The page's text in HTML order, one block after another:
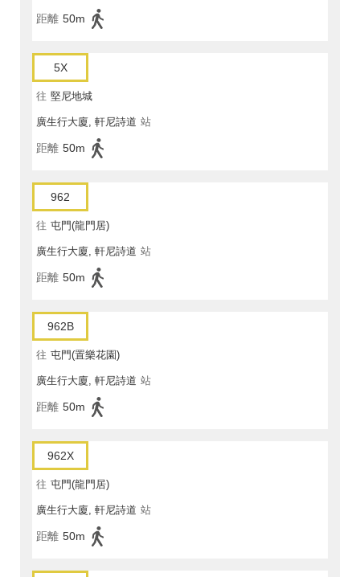
距離 50m
5X
往 堅尼地城
廣生行大廈, 軒尼詩道 站
距離 50m
962
往 屯門(龍門居)
廣生行大廈, 軒尼詩道 站
距離 50m
962B
往 屯門(置樂花園)
廣生行大廈, 軒尼詩道 站
距離 50m
962X
往 屯門(龍門居)
廣生行大廈, 軒尼詩道 站
距離 50m